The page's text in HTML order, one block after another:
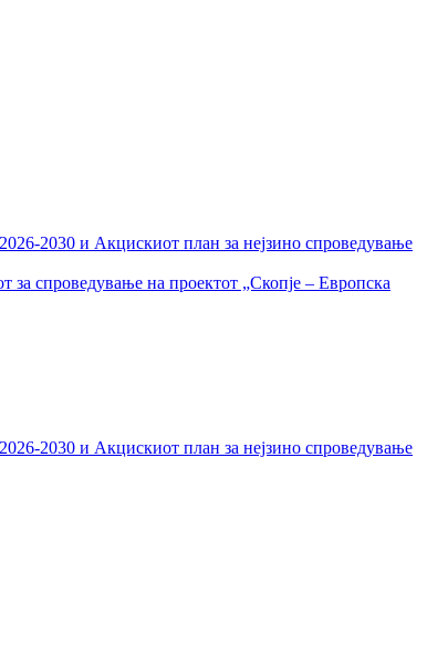
2030 и Акцискиот план за нејзино спроведување
за спроведување на проектот „Скопје – Европска
2030 и Акцискиот план за нејзино спроведување